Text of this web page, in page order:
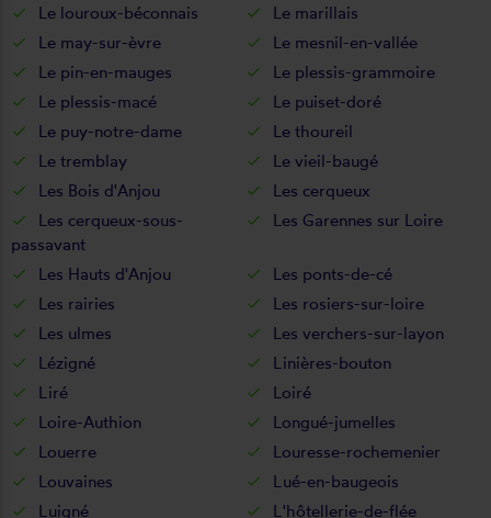
Le louroux-béconnais
Le marillais
Le may-sur-èvre
Le mesnil-en-vallée
Le pin-en-mauges
Le plessis-grammoire
Le plessis-macé
Le puiset-doré
Le puy-notre-dame
Le thoureil
Le tremblay
Le vieil-baugé
Les Bois d'Anjou
Les cerqueux
Les cerqueux-sous-
passavant
Les Garennes sur Loire
Les Hauts d'Anjou
Les ponts-de-cé
Les rairies
Les rosiers-sur-loire
Les ulmes
Les verchers-sur-layon
Lézigné
Linières-bouton
Liré
Loiré
Loire-Authion
Longué-jumelles
Louerre
Louresse-rochemenier
Louvaines
Lué-en-baugeois
Luigné
L'hôtellerie-de-flée